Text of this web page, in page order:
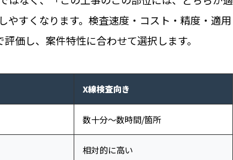
やすくなります。検査速度・コスト・精度・適用
価し、案件特性に合わせて選択します。
X線検査向き
数十分〜数時間/箇所
相対的に高い